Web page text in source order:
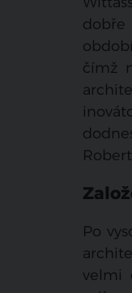
dobře
čímž
Po
velmi